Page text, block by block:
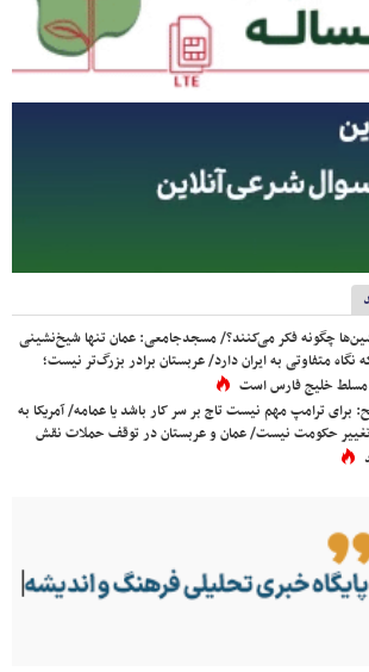
چگونه فکر می‌کنند؟/ مسجدجامعی: عمان تنها شیخ‌نشینی
متفاوتی به ایران دارد/ عربستان برادر بزرگ‌تر نیست؛
خلیج فارس است
برای ترامپ مهم نیست تاج بر سر کار باشد یا عمامه/ آمریکا به
حکومت نیست/ عمان و عربستان در توقف حملات نقش